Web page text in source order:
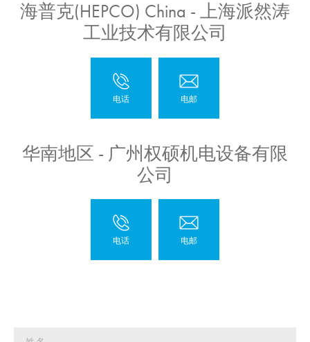
海普克(HEPCO) China - 上海派然涛
工业技术有限公司
华南地区 - 广州权硕机电设备有限
公司